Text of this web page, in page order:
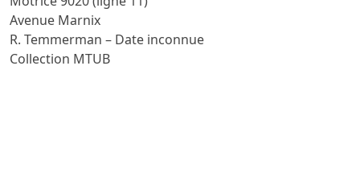
Avenue Marnix
R. Temmerman – Date inconnue
Collection MTUB